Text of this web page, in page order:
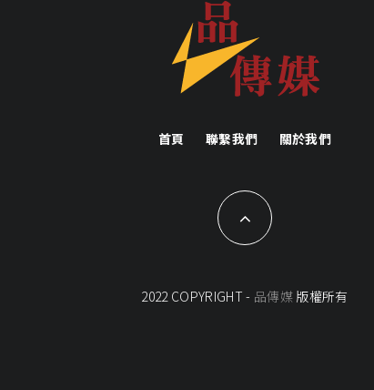
首頁 聯繫我們 關於我們
2022 COPYRIGHT - 品傳媒版權所有